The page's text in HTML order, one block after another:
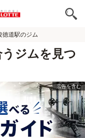
徳道駅のジム
ジムを見つ